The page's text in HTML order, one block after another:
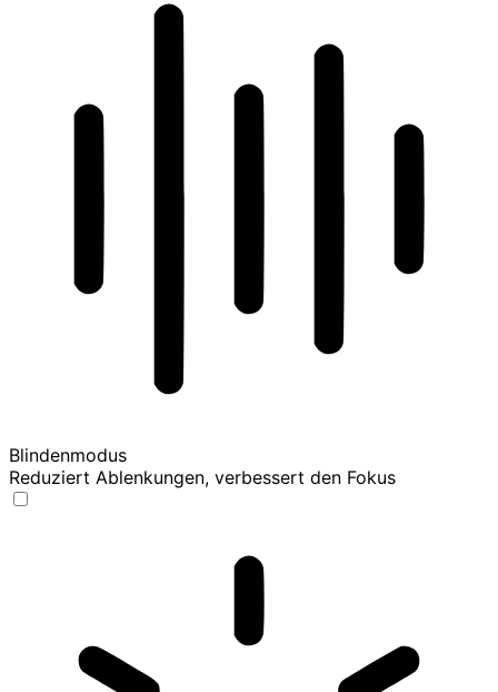
Blindenmodus
Reduziert Ablenkungen, verbessert den Fokus